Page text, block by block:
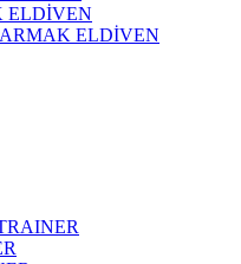
ELDİVEN
ELDİVEN